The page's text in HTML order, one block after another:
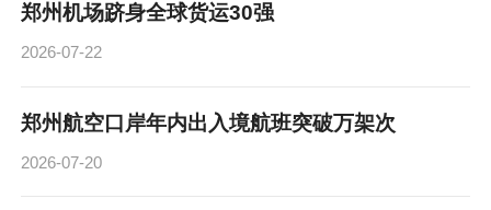
郑州机场跻身全球货运30强
2026-07-22
郑州航空口岸年内出入境航班突破万架次
2026-07-20